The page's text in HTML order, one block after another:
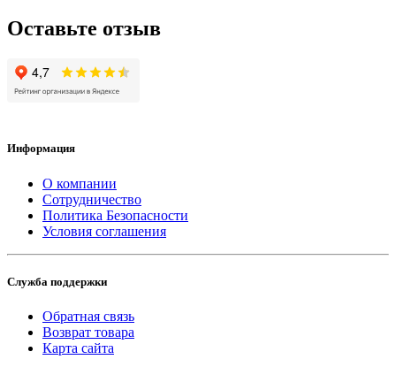
Оставьте отзыв
Информация
О компании
Сотрудничество
Политика Безопасности
Условия соглашения
Служба поддержки
Обратная связь
Возврат товара
Карта сайта